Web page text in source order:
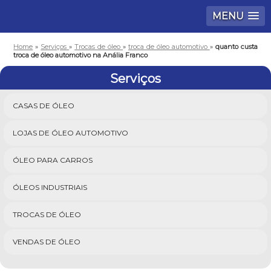
MENU
Home » Serviços»Trocas de óleo» troca de óleo automotivo » quanto custa
troca de óleo automotivo na Anália Franco
Serviços
CASAS DE ÓLEO
LOJAS DE ÓLEO AUTOMOTIVO
ÓLEO PARA CARROS
ÓLEOS INDUSTRIAIS
TROCAS DE ÓLEO
VENDAS DE ÓLEO